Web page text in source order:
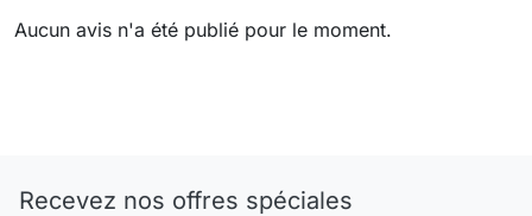
Aucun avis n'a été publié pour le moment.
Recevez nos offres spéciales